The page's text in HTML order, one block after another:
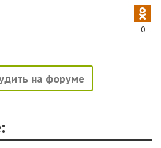
0
на форуме